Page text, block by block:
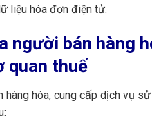
liệu hóa đơn điện tử.
người bán hàng
quan thuế
hàng hóa, cung cấp dịch vụ